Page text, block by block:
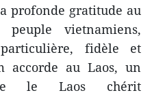
profonde gratitude au
vietnamiens,
fidèle et
accorde au Laos, un
le Laos chérit